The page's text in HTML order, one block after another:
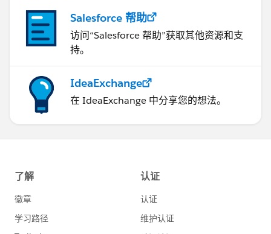
Salesforce 帮助
访问“Salesforce 帮助”获取其他资源和支
持。
IdeaExchange
在 IdeaExchange 中分享您的想法。